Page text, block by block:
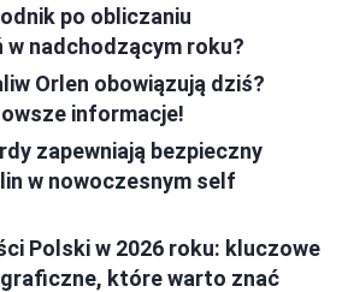
po obliczaniu
w nadchodzącym roku?
Orlen obowiązują dziś?
informacje!
zapewniają bezpieczny
w nowoczesnym self
Polski w 2026 roku: kluczowe
które warto znać